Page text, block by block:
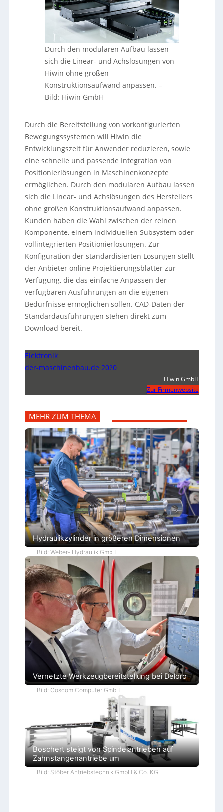
Durch den modularen Aufbau lassen
sich die Linear- und Achslösungen von
Hiwin ohne großen
Konstruktionsaufwand anpassen. –
Bild: Hiwin GmbH
Durch die Bereitstellung von vorkonfigurierten
Bewegungssystemen will Hiwin die
Entwicklungszeit für Anwender reduzieren, sowie
eine schnelle und passende Integration von
Positionierlösungen in Maschinenkonzepte
ermöglichen. Durch den modularen Aufbau lassen
sich die Linear- und Achslösungen des Herstellers
ohne großen Konstruktionsaufwand anpassen.
Kunden haben die Wahl zwischen der reinen
Komponente, einem individuellen Subsystem oder
vollintegrierten Positionierlösungen. Zur
Konfiguration der standardisierten Lösungen stellt
der Anbieter online Projektierungsblätter zur
Verfügung, die das einfache Anpassen der
verfügbaren Ausführungen an die eigenen
Bedürfnisse ermöglichen sollen. CAD-Daten der
Standardausführungen stehen direkt zum
Download bereit.
Elektronik
der-maschinenbau.de 2020
Hiwin GmbH
Zur Firmenwebsite
MEHR ZUM THEMA
Hydraulikzylinder in größeren Dimensionen
Bild: Weber- Hydraulik GmbH
Vernetzte Werkzeugbereitstellung bei Deloro
Bild: Coscom Computer GmbH
Boschert steigt von Spindelantrieben auf
Zahnstangenantriebe um
Bild: Stöber Antriebstechnik GmbH & Co. KG